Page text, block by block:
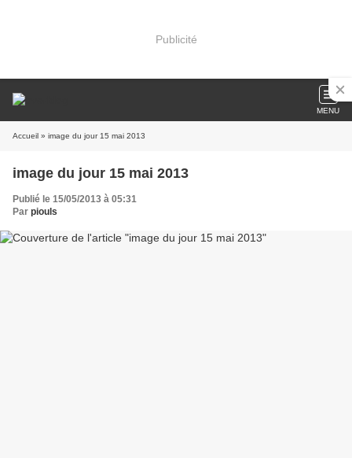
Publicité
MENU
Accueil » image du jour 15 mai 2013
image du jour 15 mai 2013
Publié le 15/05/2013 à 05:31
Par piouls